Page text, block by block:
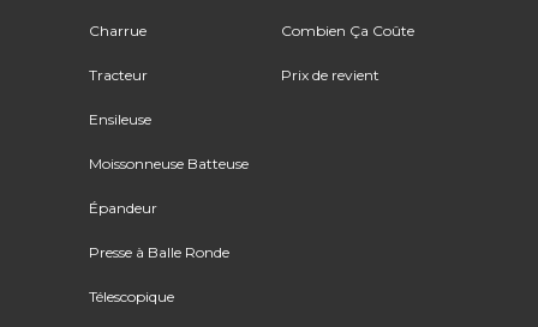
Charrue
Tracteur
Ensileuse
Moissonneuse Batteuse
Épandeur
Presse à Balle Ronde
Télescopique
Combien Ça Coûte
Prix de revient